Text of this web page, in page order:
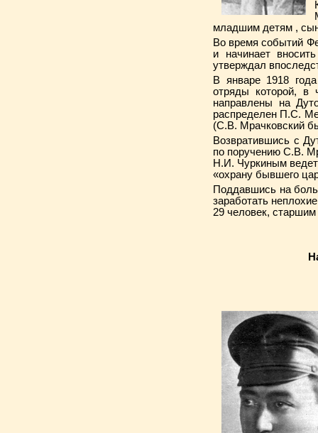
младшим детям ,
Во время событий
и начинает
утверждал
В январе 1918
отряды которой, в
направлены на
распределен П.С.
(С.В. Мрачковский
Возвратившись с
по поручению С.В.
Н.И. Чуркиным
«охрану бывшего
Поддавшись на
заработать
29 человек,